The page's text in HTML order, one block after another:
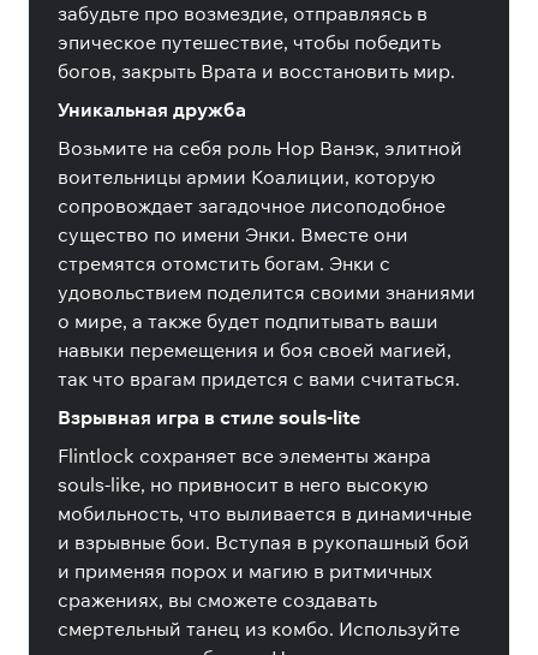
забудьте про возмездие, отправляясь в
эпическое путешествие, чтобы победить
богов, закрыть Врата и восстановить мир.
Уникальная дружба
Возьмите на себя роль Нор Ванэк, элитной
воительницы армии Коалиции, которую
сопровождает загадочное лисоподобное
существо по имени Энки. Вместе они
стремятся отомстить богам. Энки с
удовольствием поделится своими знаниями
о мире, а также будет подпитывать ваши
навыки перемещения и боя своей магией,
так что врагам придется с вами считаться.
Взрывная игра в стиле souls-lite
Flintlock сохраняет все элементы жанра
souls-like, но привносит в него высокую
мобильность, что выливается в динамичные
и взрывные бои. Вступая в рукопашный бой
и применяя порох и магию в ритмичных
сражениях, вы сможете создавать
смертельный танец из комбо. Используйте